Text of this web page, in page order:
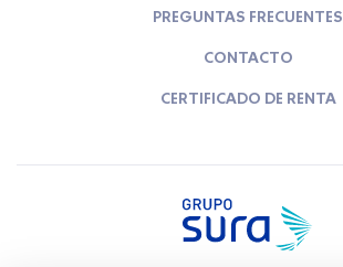
PREGUNTAS FRECUENTES
CONTACTO
CERTIFICADO DE RENTA